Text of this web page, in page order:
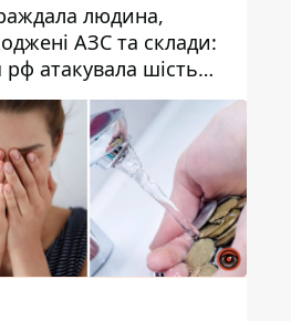
людина,
АЗС та склади:
рф атакувала шість
Дніпропетровської